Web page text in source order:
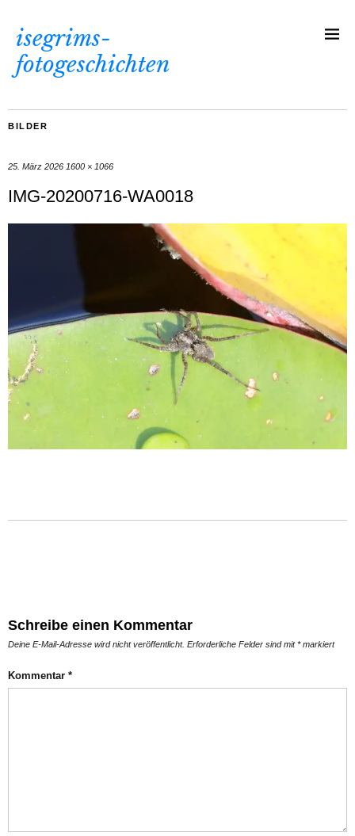
isegrims-
fotogeschichten
BILDER
25. März 2026 1600 × 1066
IMG-20200716-WA0018
Schreibe einen Kommentar
Deine E-Mail-Adresse wird nicht veröffentlicht. Erforderliche Felder sind mit*markiert
Kommentar *